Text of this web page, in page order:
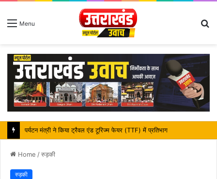
Menu
महापौर शंभू पासवान के जन्मदिवस पर क्षेत्र में विकास की सौगात
Home /रुड़की
रुड़की